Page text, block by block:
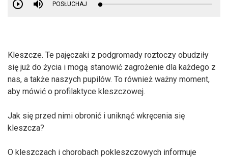
POSŁUCHAJ
Kleszcze. Te pajęczaki z podgromady roztoczy obudziły
się już do życia i mogą stanowić zagrożenie dla każdego z
nas, a także naszych pupilów. To również ważny moment,
aby mówić o profilaktyce kleszczowej.
Jak się przed nimi obronić i uniknąć wkręcenia się
kleszcza?
O kleszczach i chorobach pokleszczowych informuje